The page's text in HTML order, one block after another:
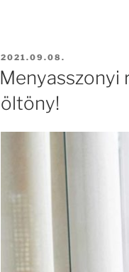
BEKÜLDVE:
2021.09.08.
Menyasszonyi
öltöny!